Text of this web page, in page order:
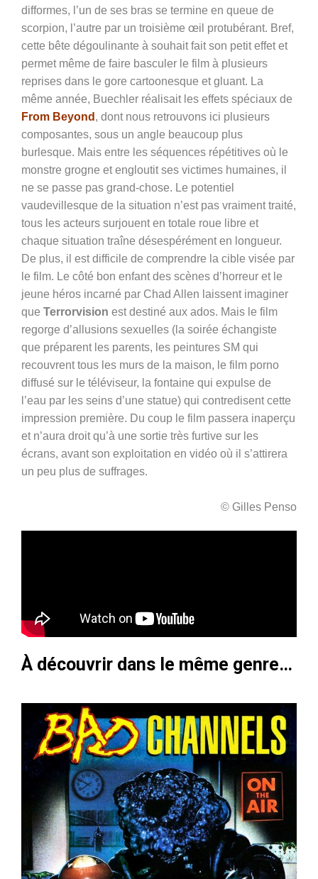
difformes, l’un de ses bras se termine en queue de
scorpion, l’autre par un troisième œil protubérant. Bref,
cette bête dégoulinante à souhait fait son petit effet et
permet même de faire basculer le film à plusieurs
reprises dans le gore cartoonesque et gluant. La
même année, Buechler réalisait les effets spéciaux de
From Beyond , dont nous retrouvons ici plusieurs
composantes, sous un angle beaucoup plus
burlesque. Mais entre les séquences répétitives où le
monstre grogne et engloutit ses victimes humaines, il
ne se passe pas grand-chose. Le potentiel
vaudevillesque de la situation n’est pas vraiment traité,
tous les acteurs surjouent en totale roue libre et
chaque situation traîne désespérément en longueur.
De plus, il est difficile de comprendre la cible visée par
le film. Le côté bon enfant des scènes d’horreur et le
jeune héros incarné par Chad Allen laissent imaginer
que Terrorvision est destiné aux ados. Mais le film
regorge d’allusions sexuelles (la soirée échangiste
que préparent les parents, les peintures SM qui
recouvrent tous les murs de la maison, le film porno
diffusé sur le téléviseur, la fontaine qui expulse de
l’eau par les seins d’une statue) qui contredisent cette
impression première. Du coup le film passera inaperçu
et n’aura droit qu’à une sortie très furtive sur les
écrans, avant son exploitation en vidéo où il s’attirera
un peu plus de suffrages.
© Gilles Penso
À découvrir dans le même genre…